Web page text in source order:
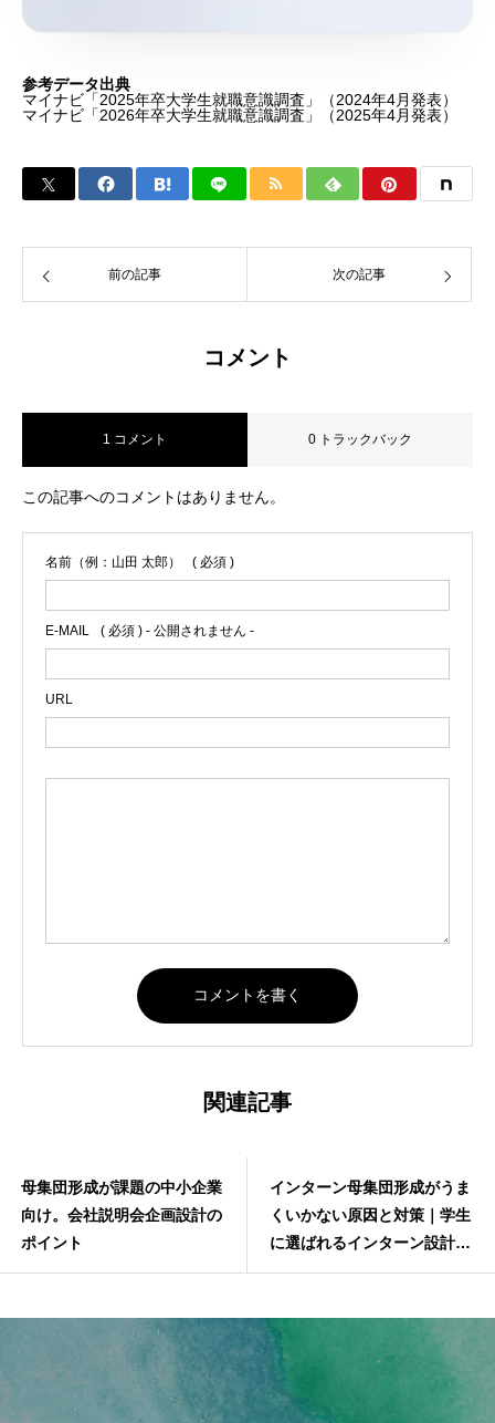
参考データ出典
マイナビ「2025年卒大学生就職意識調査」（2024年4月発表）
マイナビ「2026年卒大学生就職意識調査」（2025年4月発表）
前の記事 次の記事
コメント
1 コメント 0 トラックバック
この記事へのコメントはありません。
名前（例：山田 太郎） ( 必須 )
E-MAIL ( 必須 ) - 公開されません -
URL
関連記事
母集団形成が課題の中小企業
向け。会社説明会企画設計の
ポイント
インターン母集団形成がうま
くいかない原因と対策｜学生
に選ばれるインターン設計の
ポイントとは